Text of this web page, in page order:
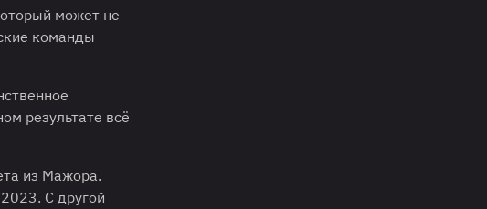
может не
команды
результате всё
из Мажора.
С другой